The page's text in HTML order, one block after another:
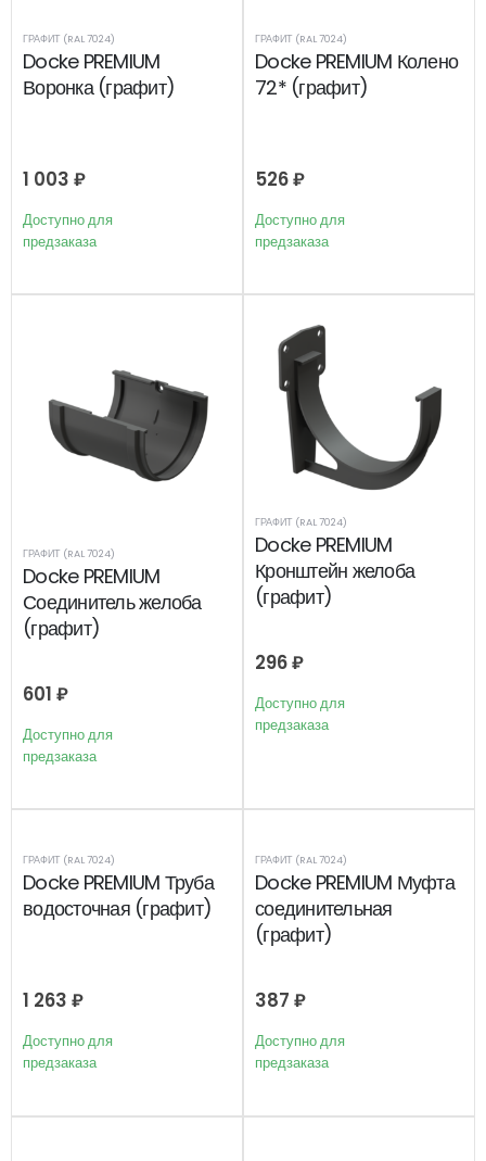
ГРАФИТ (RAL 7024)
Docke PREMIUM
Воронка (графит)
1 003 ₽
Доступно для
предзаказа
ГРАФИТ (RAL 7024)
Docke PREMIUM Колено
72* (графит)
526₽
Доступно для
предзаказа
ГРАФИТ (RAL 7024)
Docke PREMIUM
Соединитель желоба
(графит)
601 ₽
Доступно для
предзаказа
ГРАФИТ (RAL 7024)
Docke PREMIUM
Кронштейн желоба
(графит)
296₽
Доступно для
предзаказа
ГРАФИТ (RAL 7024)
Docke PREMIUM Труба
водосточная (графит)
1 263 ₽
Доступно для
предзаказа
ГРАФИТ (RAL 7024)
Docke PREMIUM Муфта
соединительная
(графит)
387 ₽
Доступно для
предзаказа